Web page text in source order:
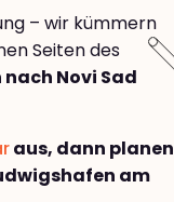
– wir kümmern
Seiten des
Novi Sad
aus, dann planen
am